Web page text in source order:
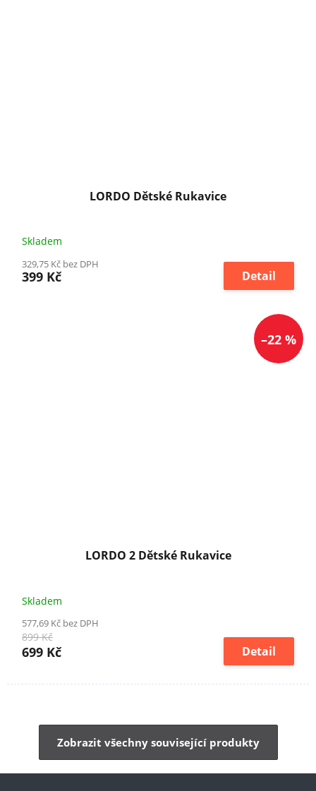
LORDO Dětské Rukavice
Skladem
329,75 Kč bez DPH
399 Kč Detail
–22 %
LORDO 2 Dětské Rukavice
Skladem
577,69 Kč bez DPH
899 Kč
699 Kč Detail
Zobrazit všechny související produkty